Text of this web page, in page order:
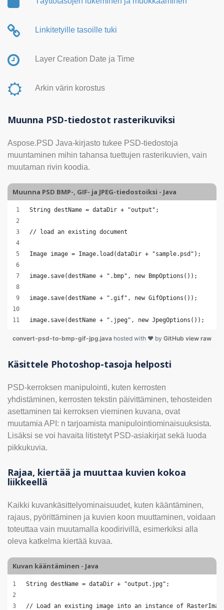
Linkitetyille tasoille tuki
Layer Creation Date ja Time
Arkin värin korostus
Muunna PSD-tiedostot rasterikuviksi
Aspose.PSD Java-kirjasto tukee PSD-tiedostoja
muuntaminen mihin tahansa tuettujen rasterikuvien, vain
muutaman rivin koodia.
Muunna PSD BMP-, GIF- ja JPEG-tiedostoiksi - Java
String destName = dataDir + "output";
// load an existing document
Image image = Image.load(dataDir + "sample.psd");
image.save(destName + ".bmp", new
image.save(destName + ".gif", new GifOptions());
image.save(destName + ".jpeg", new JpegOptions());
view raw
convert-psd-to-bmp-gif-jpg.java hosted with ❤ by GitHub
Käsittele Photoshop-tasoja helposti
PSD-kerroksen manipulointi, kuten kerrosten
yhdistäminen, kerrosten tekstin päivittäminen, tehosteiden
asettaminen tai kerroksen vieminen kuvana, ovat
muutamia API: n tarjoamista manipulointiominaisuuksista.
Lisäksi se voi havaita litistetyt PSD-asiakirjat sekä luoda
pikkukuvia.
Rajaa, kiertää ja muuttaa kuvien kokoa
liikkeellä
Kaikki kuvankäsittelyominaisuudet, kuten kääntäminen,
rajaus, pyörittäminen ja kuvien koon muuttaminen, voidaan
toteuttaa vain muutamalla koodirivillä, esimerkiksi alla
oleva katkelma kiertää kuvaa.
Kuvan kääntäminen - Java
String destName = dataDir + "output.jpg";
// Load an existing image into an instance of